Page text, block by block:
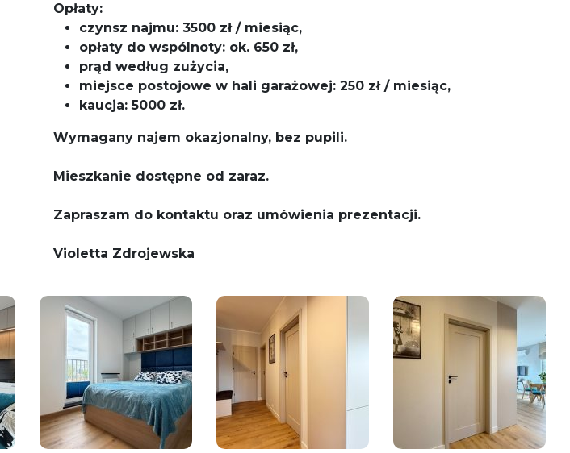
Opłaty:
czynsz najmu: 3500 zł / miesiąc,
opłaty do wspólnoty: ok. 650 zł,
prąd według zużycia,
miejsce postojowe w hali garażowej: 250 zł / miesiąc,
kaucja: 5000 zł.
Wymagany najem okazjonalny, bez pupili.
Mieszkanie dostępne od zaraz.
Zapraszam do kontaktu oraz umówienia prezentacji.
Violetta Zdrojewska